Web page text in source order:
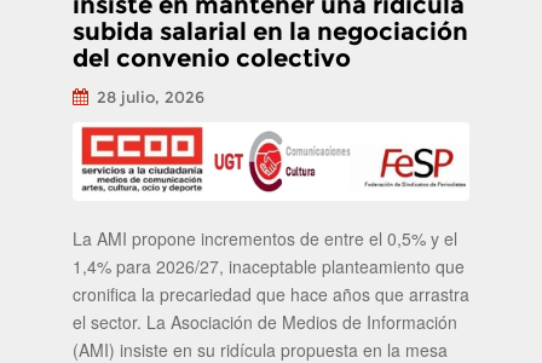
subida salarial en la negociación
del convenio colectivo
28 julio, 2026
La AMI propone incrementos de entre el 0,5% y el
1,4% para 2026/27, inaceptable planteamiento que
cronifica la precariedad que hace años que arrastra
el sector. La Asociación de Medios de Información
(AMI) insiste en su ridícula propuesta en la mesa